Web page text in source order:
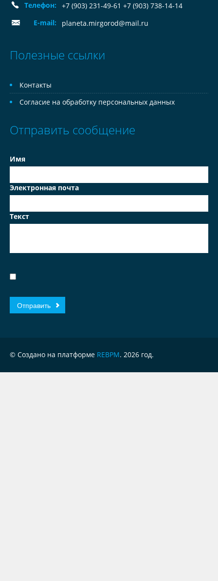
Телефон:
+7 (903) 231-49-61 +7 (903) 738-14-14
E-mail:
planeta.mirgorod@mail.ru
Полезные ссылки
Контакты
Согласие на обработку персональных данных
Отправить сообщение
Имя
Электронная почта
Текст
© Создано на платформе REBPM. 2026 год.